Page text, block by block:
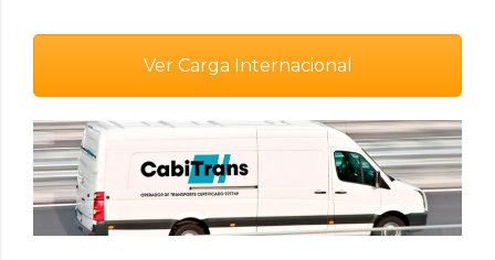
Ver Carga Internacional